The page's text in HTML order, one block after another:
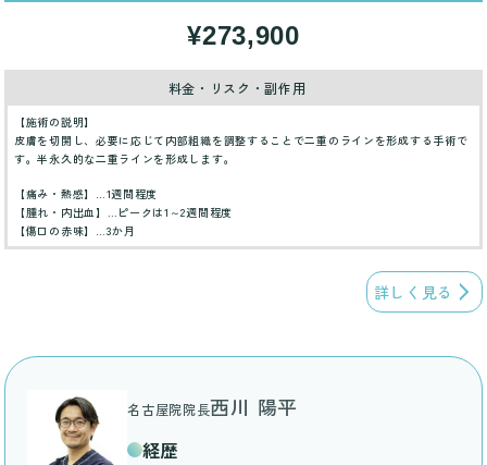
¥273,900
料金・リスク・副作用
【施術の説明】
皮膚を切開し、必要に応じて内部組織を調整することで二重のラインを形成する手術で
す。半永久的な二重ラインを形成します。
【痛み・熱感】…1週間程度
【腫れ・内出血】…ピークは1～2週間程度
【傷口の赤味】…3か月
詳しく見る
名古屋院院長西川 陽平
経歴